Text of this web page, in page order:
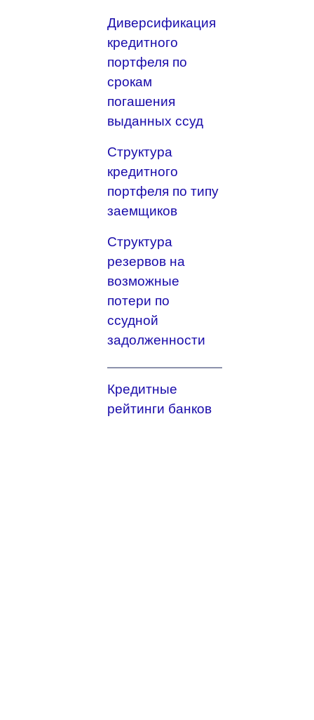
Диверсификация
кредитного
портфеля по
срокам
погашения
выданных ссуд
Структура
кредитного
портфеля по типу
заемщиков
Структура
резервов на
возможные
потери по
ссудной
задолженности
Кредитные
рейтинги банков